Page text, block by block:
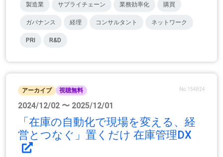
製造業 サプライチェーン 業務効率化 購買
ガバナンス 経理 コンサルタント ネットワーク
PRI R&D
アーカイブ 視聴無料 No.154824
2024/12/02 〜 2025/12/01
「在庫の自動化で現場を変える、経
営とつなぐ」置くだけ 在庫管理DX